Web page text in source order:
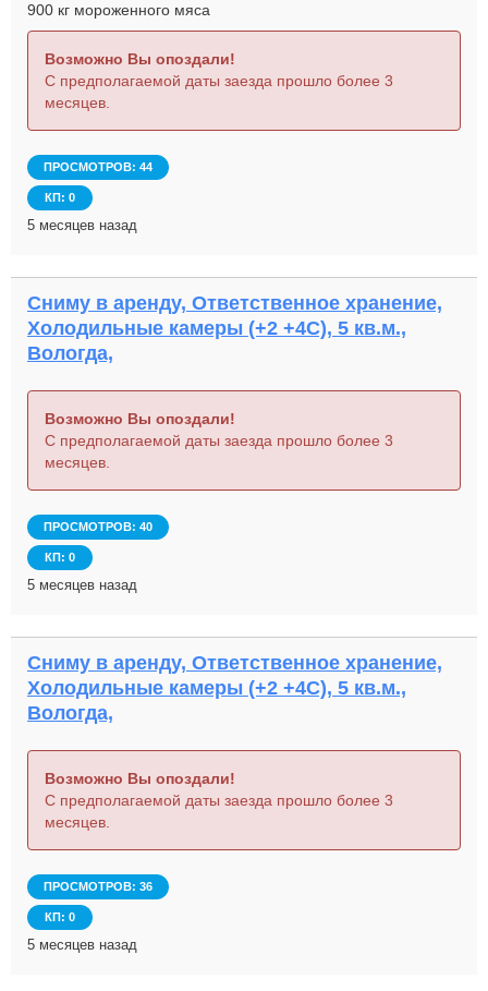
900 кг мороженного мяса
Возможно Вы опоздали!
С предполагаемой даты заезда прошло более 3
месяцев.
ПРОСМОТРОВ: 44
КП: 0
5 месяцев назад
Сниму в аренду, Ответственное хранение,
Холодильные камеры (+2 +4С), 5 кв.м.,
Вологда,
Возможно Вы опоздали!
С предполагаемой даты заезда прошло более 3
месяцев.
ПРОСМОТРОВ: 40
КП: 0
5 месяцев назад
Сниму в аренду, Ответственное хранение,
Холодильные камеры (+2 +4С), 5 кв.м.,
Вологда,
Возможно Вы опоздали!
С предполагаемой даты заезда прошло более 3
месяцев.
ПРОСМОТРОВ: 36
КП: 0
5 месяцев назад